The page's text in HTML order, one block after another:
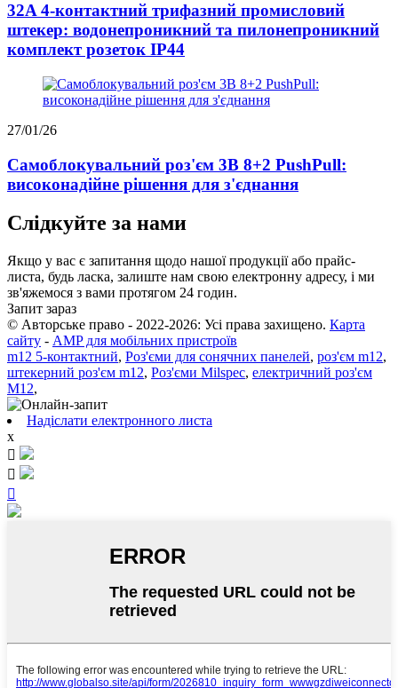
32A 4-контактний трифазний промисловий
штекер: водонепроникний та пилонепроникний
комплект розеток IP44
27/01/26
Самоблокувальний роз'єм 3B 8+2 PushPull:
високонадійне рішення для з'єднання
Слідкуйте за нами
Якщо у вас є запитання щодо нашої продукції або прайс-
листа, будь ласка, залиште нам свою електронну адресу, і ми
зв'яжемося з вами протягом 24 годин.
Запит зараз
© Авторське право - 2022-2026: Усі права захищено. Карта
сайту - AMP для мобільних пристроїв
m12 5-контактний, Роз'єми для сонячних панелей, роз'єм m12,
штекерний роз'єм m12, Роз'єми Milspec, електричний роз'єм
M12,
Надіслати електронного листа
x


